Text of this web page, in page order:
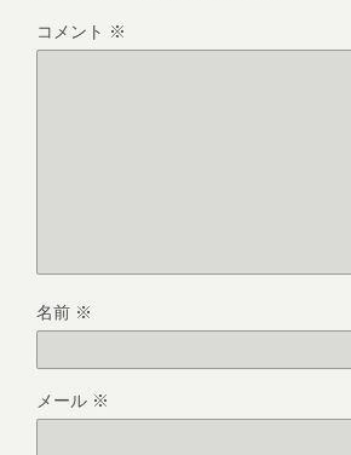
コメント ※
名前 ※
メール ※